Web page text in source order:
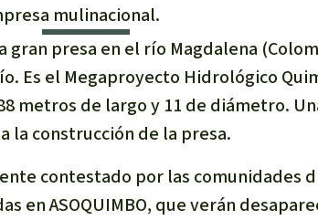
mulinacional.
presa en el río Magdalena
Es el Megaproyecto Hidrológico
metros de largo y 11 de diámetro.
la construcción de la presa.
contestado por las comunidades
en ASOQUIMBO, que verán